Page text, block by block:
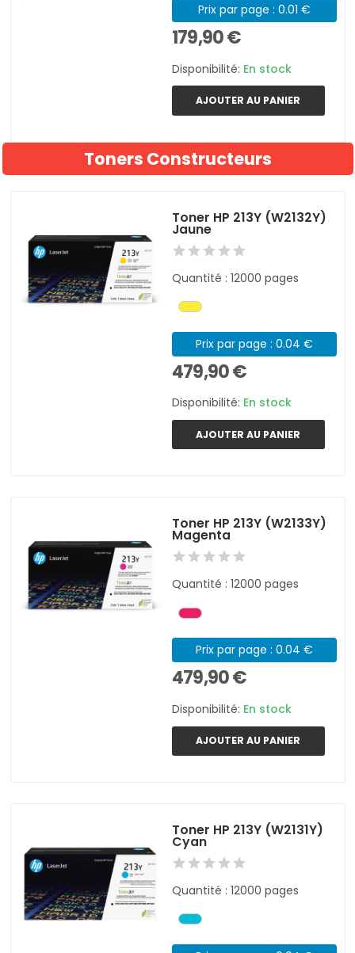
Prix par page : 0.01 €
179,90 €
Disponibilité: En stock
AJOUTER AU PANIER
Toners Constructeurs
Toner HP 213Y (W2132Y)
Jaune
Quantité : 12000 pages
Prix par page : 0.04 €
479,90 €
Disponibilité: En stock
AJOUTER AU PANIER
Toner HP 213Y (W2133Y)
Magenta
Quantité : 12000 pages
Prix par page : 0.04 €
479,90 €
Disponibilité: En stock
AJOUTER AU PANIER
Toner HP 213Y (W2131Y)
Cyan
Quantité : 12000 pages